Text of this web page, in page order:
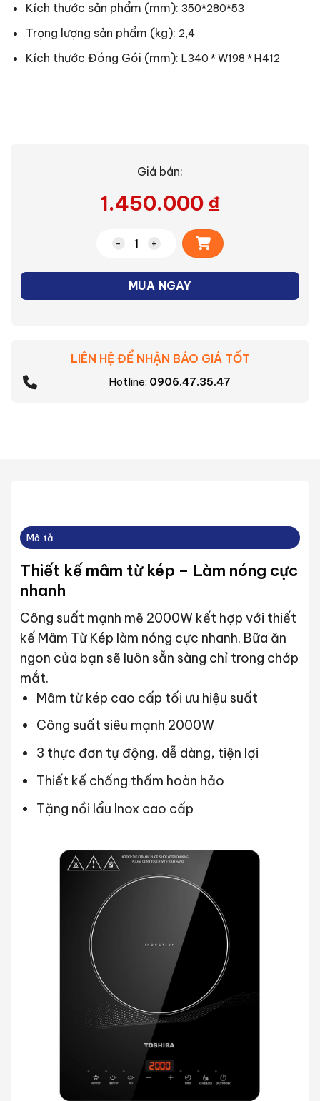
Kích thước sản phẩm (mm): 350*280*53
Trọng lượng sản phẩm (kg): 2,4
Kích thước Đóng Gói (mm): L340 * W198 * H412
Giá bán:
1.450.000 ₫
Bếp từ IC-20R1SV số lượng
MUA NGAY
Alternative:
LIÊN HỆ ĐỂ NHẬN BÁO GIÁ TỐT
Hotline: 0906.47.35.47
Mô tả
Thiết kế mâm từ kép – Làm nóng cực
nhanh
Công suất mạnh mẽ 2000W kết hợp với thiết
kế Mâm Từ Kép làm nóng cực nhanh. Bữa ăn
ngon của bạn sẽ luôn sẵn sàng chỉ trong chớp
mắt.
Mâm từ kép cao cấp tối ưu hiệu suất
Công suất siêu mạnh 2000W
3 thực đơn tự động, dễ dàng, tiện lợi
Thiết kế chống thấm hoàn hảo
Tặng nồi lẩu Inox cao cấp